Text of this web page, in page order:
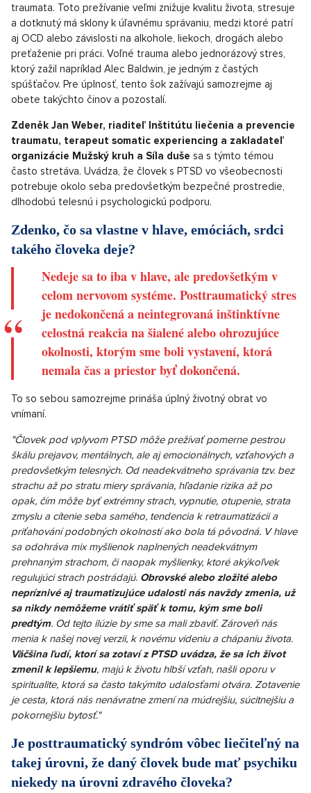
traumata. Toto prežívanie veľmi znižuje kvalitu života, stresuje
a dotknutý má sklony k úľavnému správaniu, medzi ktoré patrí
aj OCD alebo závislosti na alkohole, liekoch, drogách alebo
preťaženie pri práci. Voľné trauma alebo jednorázový stres,
ktorý zažil napríklad Alec Baldwin, je jedným z častých
spúšťačov. Pre úplnosť, tento šok zažívajú samozrejme aj
obete takýchto činov a pozostalí.
Zdeněk Jan Weber, riaditeľ Inštitútu liečenia a prevencie
traumatu, terapeut somatic experiencing a zakladateľ
organizácie Mužský kruh a Síla duše sa s týmto témou
často stretáva. Uvádza, že človek s PTSD vo všeobecnosti
potrebuje okolo seba predovšetkým bezpečné prostredie,
dlhodobú telesnú i psychologickú podporu.
Zdenko, čo sa vlastne v hlave, emóciách, srdci
takého človeka deje?
Nedeje sa to iba v hlave, ale predovšetkým v
celom nervovom systéme. Posttraumatický stres
je nedokončená a neintegrovaná inštinktívne
celostná reakcia na šialené alebo ohrozujúce
okolnosti, ktorým sme boli vystavení, ktorá
nemala čas a priestor byť dokončená.
To so sebou samozrejme prináša úplný životný obrat vo
vnímaní.
"Človek pod vplyvom PTSD môže prežívať pomerne pestrou
škálu prejavov, mentálnych, ale aj emocionálnych, vzťahových a
predovšetkým telesných. Od neadekvátneho správania tzv. bez
strachu až po stratu miery správania, hľadanie rizika až po
opak, čím môže byť extrémny strach, vypnutie, otupenie, strata
zmyslu a cítenie seba samého, tendencia k retraumatizácii a
priťahování podobných okolností ako bola tá pôvodná. V hlave
sa odohráva mix myšlienok naplnených neadekvátnym
prehnaným strachom, či naopak myšlienky, ktoré akýkoľvek
regulujúci strach postrádajú. Obrovské alebo zložité alebo
nepríznivé aj traumatizujúce udalosti nás navždy zmenia, už
sa nikdy nemôžeme vrátiť späť k tomu, kým sme boli
predtým. Od tejto ilúzie by sme sa mali zbaviť. Zároveň nás
menia k našej novej verzii, k novému videniu a chápaniu života.
Väčšina ľudí, ktorí sa zotaví z PTSD uvádza, že sa ich život
zmenil k lepšiemu, majú k životu hlbší vzťah, našli oporu v
spiritualite, ktorá sa často takýmito udalosťami otvára. Zotavenie
je cesta, ktorá nás nenávratne zmení na múdrejšiu, súcitnejšiu a
pokornejšiu bytosť."
Je posttraumatický syndróm vôbec liečiteľný na
takej úrovni, že daný človek bude mať psychiku
niekedy na úrovni zdravého človeka?